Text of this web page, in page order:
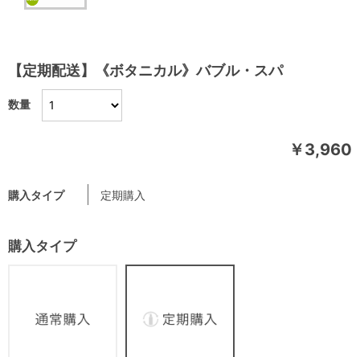
【定期配送】《ボタニカル》バブル・スパ
￥3,960
購入タイプ 定期購入
購入タイプ
数量